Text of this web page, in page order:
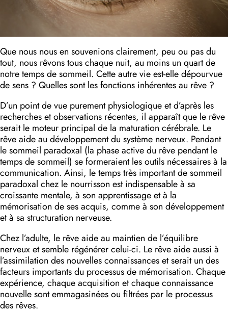
Que nous nous en souvenions clairement, peu ou pas du
tout, nous rêvons tous chaque nuit, au moins un quart de
notre temps de sommeil. Cette autre vie est-elle dépourvue
de sens ? Quelles sont les fonctions inhérentes au rêve ?
D’un point de vue purement physiologique et d’après les
recherches et observations récentes, il apparaît que le rêve
serait le moteur principal de la maturation cérébrale. Le
rêve aide au développement du système nerveux. Pendant
le sommeil pa­radoxal (la phase active du rêve pendant le
temps de sommeil) se formeraient les outils nécessaires à la
communication. Ainsi, le temps très important de sommeil
paradoxal chez le nourrisson est indispensable à sa
croissante mentale, à son apprentissage et à la
mémorisation de ses acquis, comme à son développement
et à sa structuration nerveuse.
Chez l’adulte, le rêve aide au maintien de l’équilibre
nerveux et semble régénérer celui-ci. Le rêve aide aussi à
l’assimilation des nouvelles connaissances et serait un des
facteurs importants du processus de mémorisation. Chaque
expérience, chaque acquisition et chaque connaissance
nouvelle sont emmagasinées ou filtrées par le processus
des rêves.